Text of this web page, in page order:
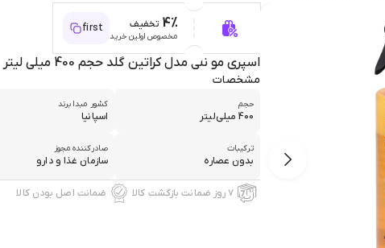
4% تخفیف
مخصوص اولین خرید
first
اسپری مو نلی مدل کراتین گلد حجم 400 میلی لیتر
مشخصات
حجم
400 میلی‌لیتر
کشور مبدا برند
اسپانیا
ترکیبات
بدون عصاره
صادرکننده مجوز
سازمان غذا و دارو
۷ روز ضمانت بازگشت کالا ضمانت اصل بودن کالا